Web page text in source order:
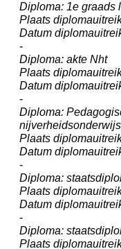
Diploma: 1e graads
Plaats
Datum
-
Diploma: akte Nht
Plaats
Datum
-
Diploma:
nijverheidsonderwijs
Plaats
Datum
-
Diploma:
Plaats
Datum
-
Diploma:
Plaats